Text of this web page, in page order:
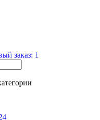
заказ: 1